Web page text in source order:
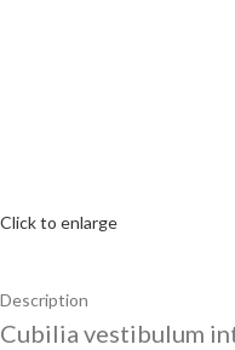
Click to enlarge
Description
Cubilia vestibulum